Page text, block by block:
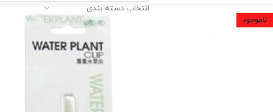
انتخاب دسته بندی
ناموجود